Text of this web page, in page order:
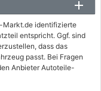
Markt.de identifizierte
entspricht. Ggf. sind
dass das
passt. Bei Fragen
Anbieter Autoteile-